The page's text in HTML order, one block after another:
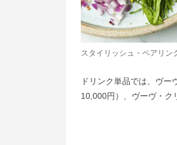
スタイリッシュ・ペアリン
ドリンク単品では、ヴ
10,000円）、ヴーヴ・ク